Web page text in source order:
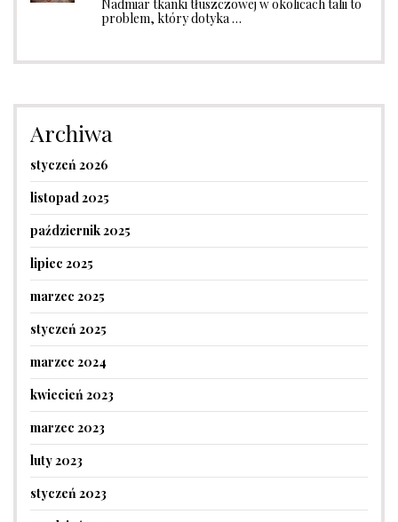
Nadmiar tkanki tłuszczowej w okolicach talii to
problem, który dotyka …
Archiwa
styczeń 2026
listopad 2025
październik 2025
lipiec 2025
marzec 2025
styczeń 2025
marzec 2024
kwiecień 2023
marzec 2023
luty 2023
styczeń 2023